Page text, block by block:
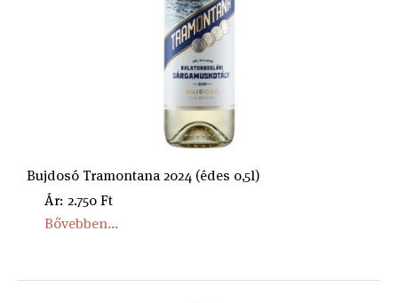
Bujdosó Tramontana 2024 (édes 0,5l)
Ár: 2.750 Ft
Bővebben...